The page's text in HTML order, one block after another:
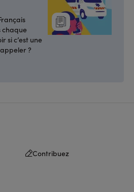
chaque
si c’est une
?
Contribuez